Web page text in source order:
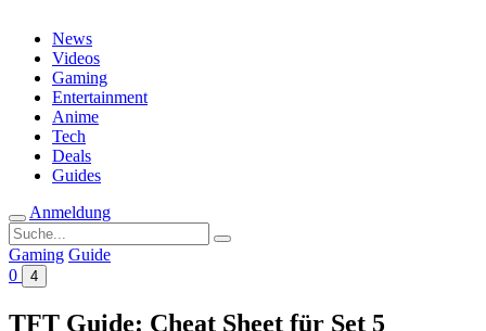
News
Videos
Gaming
Entertainment
Anime
Tech
Deals
Guides
Anmeldung
Suche
nach:
Gaming Guide
0
4
TFT Guide: Cheat Sheet für Set 5